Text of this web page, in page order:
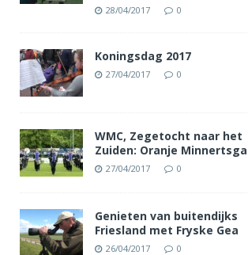
28/04/2017 0
Koningsdag 2017
27/04/2017 0
WMC, Zegetocht naar het
Zuiden: Oranje Minnertsga
27/04/2017 0
Genieten van buitendijks
Friesland met Fryske Gea
26/04/2017 0